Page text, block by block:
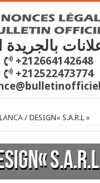
+212664142648
+212522473774
/ DESIGN« S.A.R.L »